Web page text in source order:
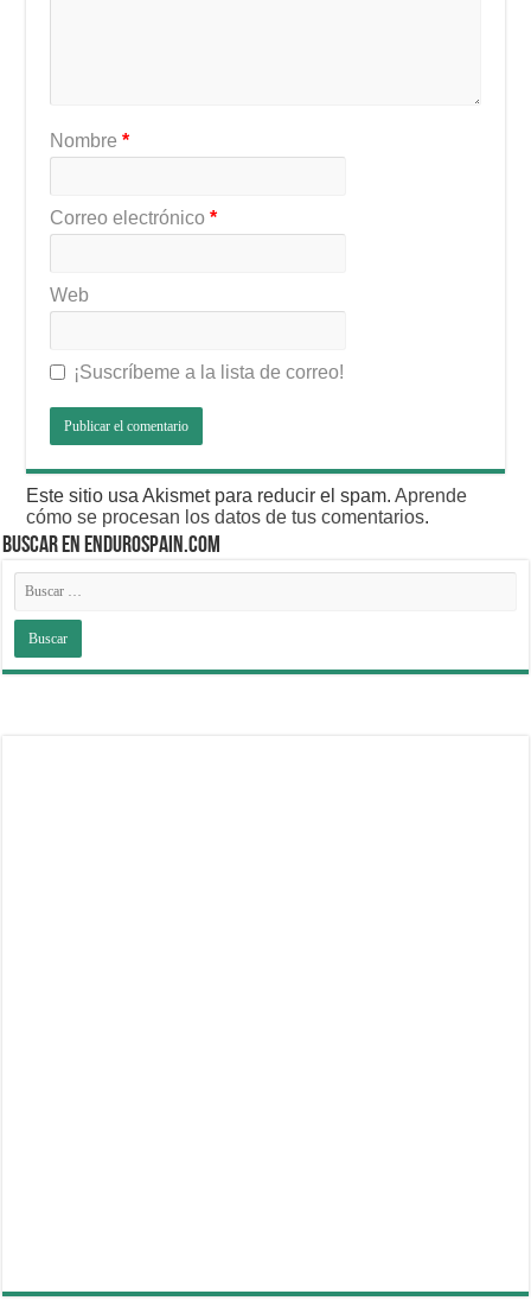
Nombre*
Correo electrónico*
Web
¡Suscríbeme a la lista de correo!
Este sitio usa Akismet para reducir el spam.Aprende
cómo se procesan los datos de tus comentarios.
BUSCAR EN ENDUROSPAIN.COM